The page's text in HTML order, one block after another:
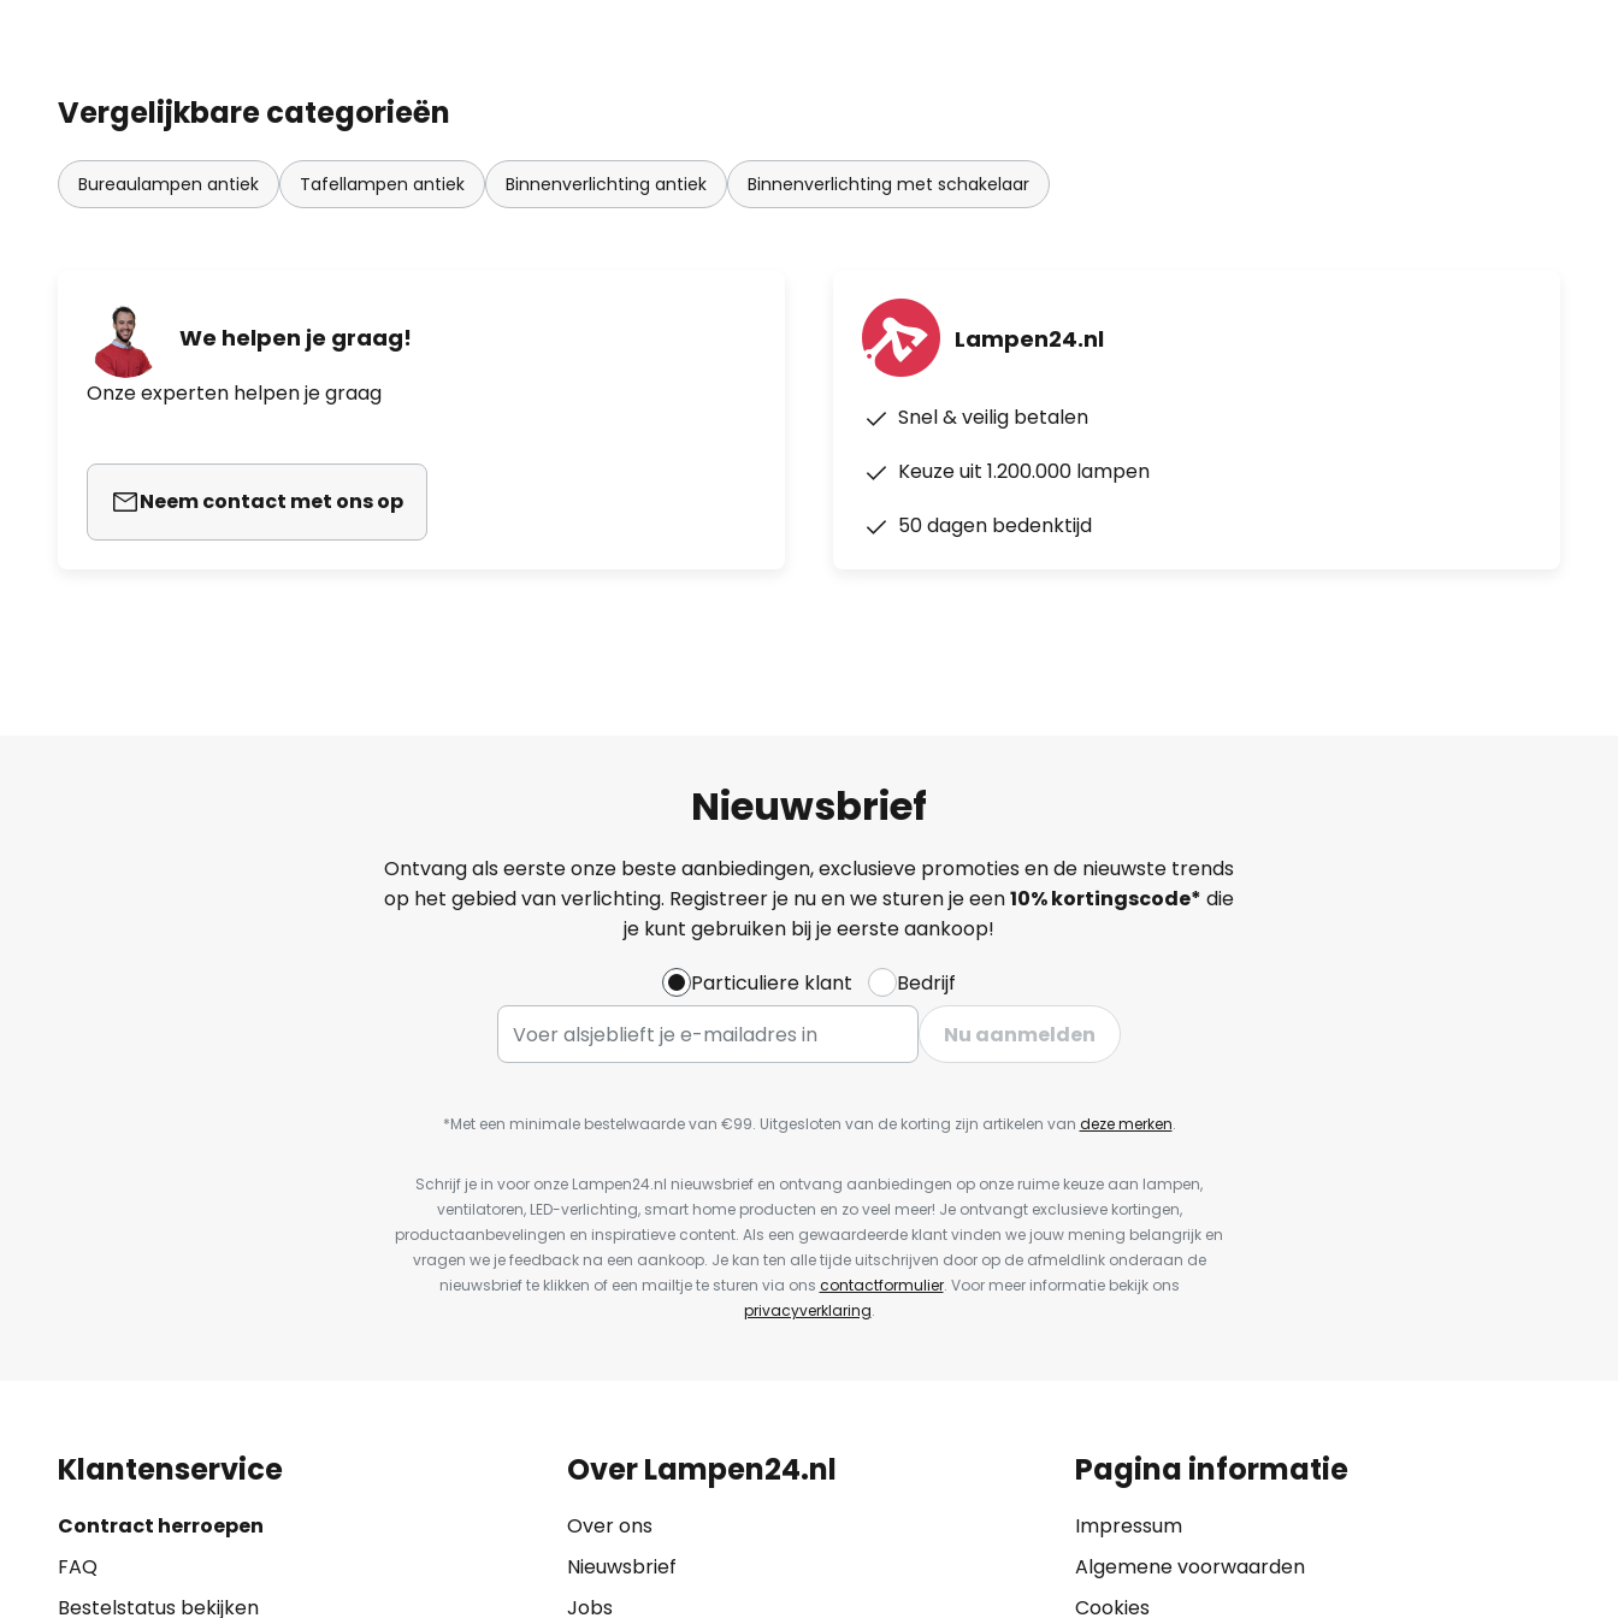
Vergelijkbare categorieën
Bureaulampen antiek Tafellampen antiek Binnenverlichting antiek Binnenverlichting met schakelaar
We helpen je graag!
Onze experten helpen je graag
Neem contact met ons op
Lampen24.nl
Snel & veilig betalen
Keuze uit 1.200.000 lampen
50 dagen bedenktijd
Nieuwsbrief
Ontvang als eerste onze beste aanbiedingen, exclusieve promoties en de nieuwste trends
op het gebied van verlichting. Registreer je nu en we sturen je een10% kortingscode* die
je kunt gebruiken bij je eerste aankoop!
Particuliere klant
Bedrijf
Nu aanmelden
*Met een minimale bestelwaarde van €99. Uitgesloten van de korting zijn artikelen van deze merken.
Schrijf je in voor onze Lampen24.nl nieuwsbrief en ontvang aanbiedingen op onze ruime keuze aan lampen,
ventilatoren, LED-verlichting, smart home producten en zo veel meer! Je ontvangt exclusieve kortingen,
productaanbevelingen en inspiratieve content. Als een gewaardeerde klant vinden we jouw mening belangrijk en
vragen we je feedback na een aankoop. Je kan ten alle tijde uitschrijven door op de afmeldlink onderaan de
nieuwsbrief te klikken of een mailtje te sturen via ons contactformulier. Voor meer informatie bekijk ons
privacyverklaring.
Klantenservice
Contract herroepen
FAQ
Bestelstatus bekijken
Over Lampen24.nl
Over ons
Nieuwsbrief
Jobs
Pagina informatie
Impressum
Algemene voorwaarden
Cookies